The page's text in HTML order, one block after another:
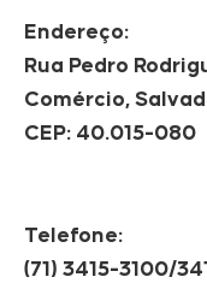
Endereço:
Rua Pedro
Comércio,
CEP: 40.015-080
Telefone:
(71) 3415-3100/